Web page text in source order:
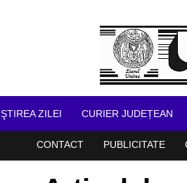
ŞTIREA ZILEI CURIER JUDEȚEAN
CONTACT PUBLICITATE